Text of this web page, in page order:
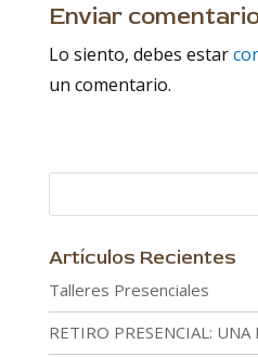
Enviar
Lo siento, debes estar
un comentario.
Artículos Recientes
Talleres Presenciales
RETIRO PRESENCIAL: